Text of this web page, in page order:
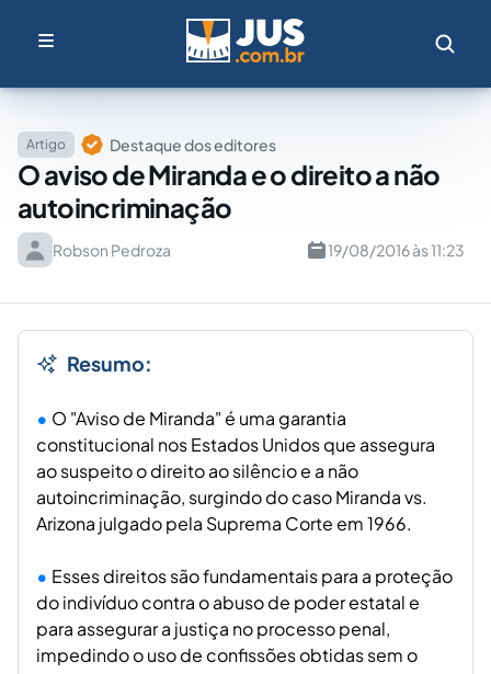
Artigo Destaque dos editores
O aviso de Miranda e o direito a não
autoincriminação
Robson Pedroza 19/08/2016 às 11:23
Resumo:
O "Aviso de Miranda" é uma garantia
constitucional nos Estados Unidos que assegura
ao suspeito o direito ao silêncio e a não
autoincriminação, surgindo do caso Miranda vs.
Arizona julgado pela Suprema Corte em 1966.
Esses direitos são fundamentais para a proteção
do indivíduo contra o abuso de poder estatal e
para assegurar a justiça no processo penal,
impedindo o uso de confissões obtidas sem o